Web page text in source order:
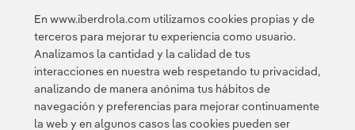
tecnologías y modelos de negocio innovadores.
En www.iberdrola.com utilizamos cookies propias y de
terceros para mejorar tu experiencia como usuario.
Analizamos la cantidad y la calidad de tus
interacciones en nuestra web respetando tu privacidad,
analizando de manera anónima tus hábitos de
navegación y preferencias para mejorar continuamente
la web y en algunos casos las cookies pueden ser